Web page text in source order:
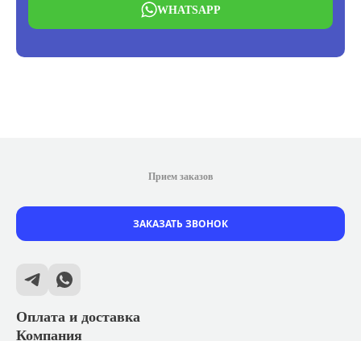
WHATSAPP
Оплата и доставка
Компания
Прием заказов
ЗАКАЗАТЬ ЗВОНОК